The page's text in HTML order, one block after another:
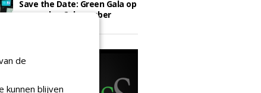
Save the Date: Green Gala op
woensdag 2 december
de
kunnen blijven